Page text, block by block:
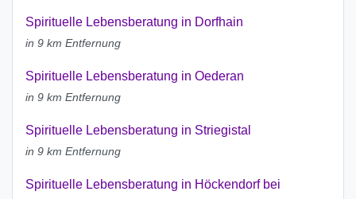
Spirituelle Lebensberatung in Dorfhain
in 9 km Entfernung
Spirituelle Lebensberatung in Oederan
in 9 km Entfernung
Spirituelle Lebensberatung in Striegistal
in 9 km Entfernung
Spirituelle Lebensberatung in Höckendorf bei